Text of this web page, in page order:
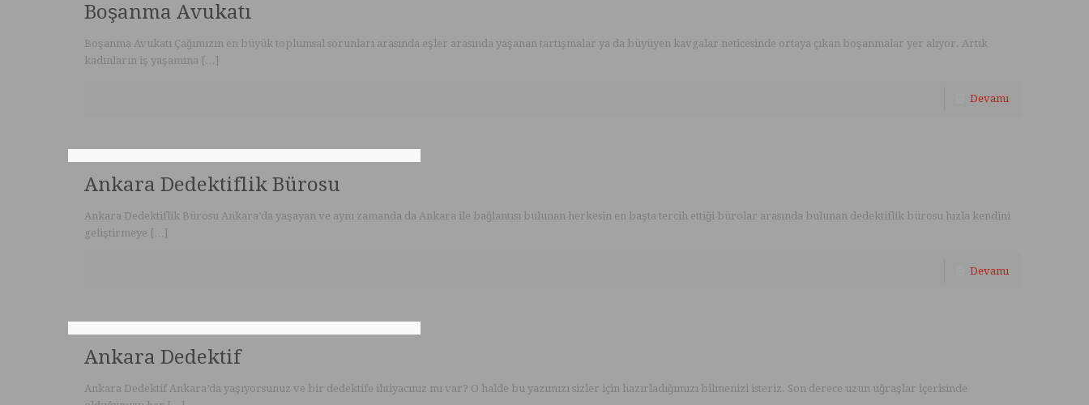
Boşanma Avukatı
Boşanma Avukatı Çağımızın en büyük toplumsal sorunları arasında eşler arasında yaşanan tartışmalar ya da büyüyen kavgalar neticesinde ortaya çıkan boşanmalar yer alıyor. Artık
kadınların iş yaşamına […]
Devamı
Ankara Dedektiflik Bürosu
Ankara Dedektiflik Bürosu Ankara’da yaşayan ve aynı zamanda da Ankara ile bağlantısı bulunan herkesin en başta tercih ettiği bürolar arasında bulunan dedektiflik bürosu hızla kendini
geliştirmeye […]
Devamı
Ankara Dedektif
Ankara Dedektif Ankara’da yaşıyorsunuz ve bir dedektife ihtiyacınız mı var? O halde bu yazımızı sizler için hazırladığımızı bilmenizi isteriz. Son derece uzun uğraşlar içerisinde